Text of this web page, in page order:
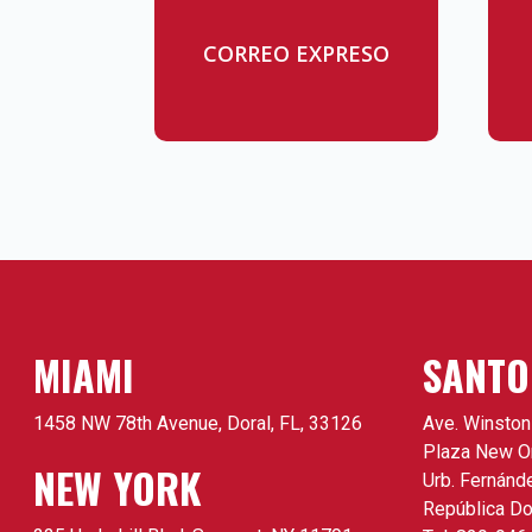
CORREO EXPRESO
MIAMI
1458 NW 78th Avenue, Doral, FL, 33126
NEW YORK
Ave.
Plaza New
Urb.
República